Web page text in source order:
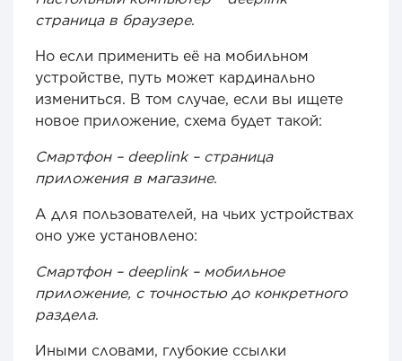
страница в браузере.
Но если применить её на мобильном
устройстве, путь может кардинально
измениться. В том случае, если вы ищете
новое приложение, схема будет такой:
Смартфон – deeplink – страница
приложения в магазине.
А для пользователей, на чьих устройствах
оно уже установлено:
Смартфон – deeplink – мобильное
приложение, с точностью до конкретного
раздела.
Иными словами, глубокие ссылки